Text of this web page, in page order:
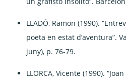
LLADÓ, Ramon (1990).
poeta en estat d’aventura”.
juny), p. 76-79.
LLORCA, Vicente (1990).